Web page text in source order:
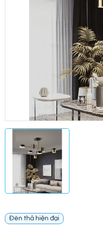
Đèn thả hiện đại